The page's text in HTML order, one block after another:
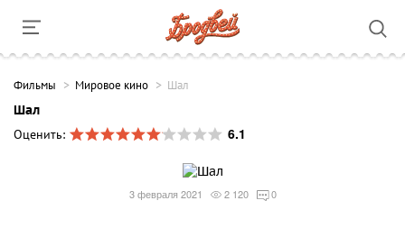
Фильмы Мировое кино Шал
Шал
Оценить:
6.1
3 февраля 2021 2 120 0